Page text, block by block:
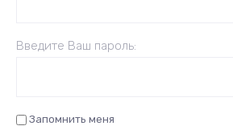
Введите Ваш пароль:
Запомнить меня